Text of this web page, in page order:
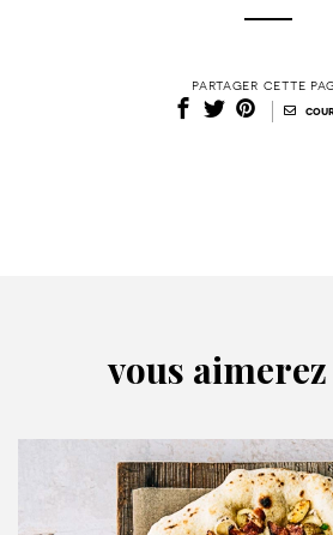
partager cette
vous